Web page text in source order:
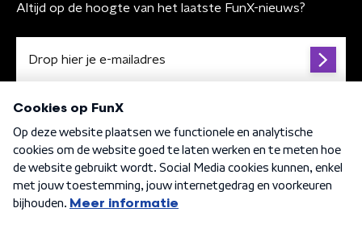
Altijd op de hoogte van het laatste FunX-nieuws?
Algemene voorwaarden Privacybeleid